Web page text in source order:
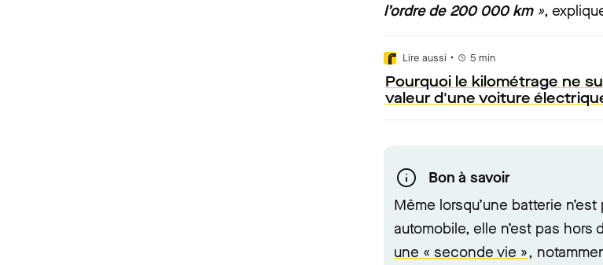
l’ordre de 200 000 km»,
Lire aussi • 5 min
Pourquoi le kilométrage ne
valeur d'une voiture
Bon à savoir
Même lorsqu’une batterie
automobile, elle n’est pas
une « seconde vie »,